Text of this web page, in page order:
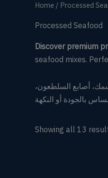
Home / Processed
Processed Seafood
Discover premium
seafood mixes.
أصابع السلطعون،
Showing all 13